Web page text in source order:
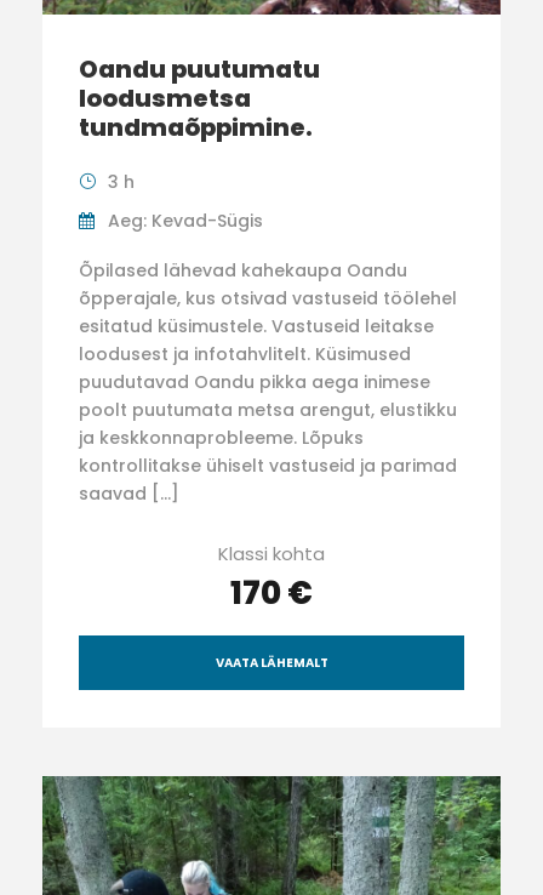
Oandu puutumatu
loodusmetsa
tundmaõppimine.
3 h
Aeg: Kevad-Sügis
Õpilased lähevad kahekaupa Oandu
õpperajale, kus otsivad vastuseid töölehel
esitatud küsimustele. Vastuseid leitakse
loodusest ja infotahvlitelt. Küsimused
puudutavad Oandu pikka aega inimese
poolt puutumata metsa arengut, elustikku
ja keskkonnaprobleeme. Lõpuks
kontrollitakse ühiselt vastuseid ja parimad
saavad […]
Klassi kohta
170 €
VAATA LÄHEMALT